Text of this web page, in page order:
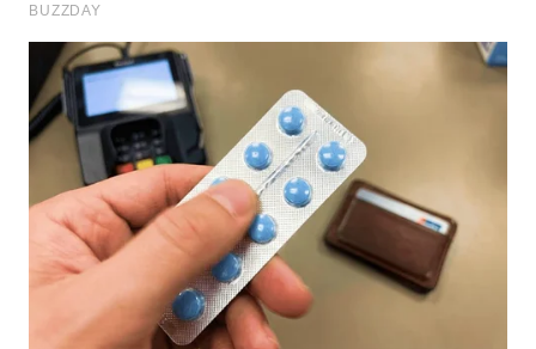
WN DELI
SERDANG
WN
TEBING
TINGGI
WN
PAKPAK
WN
KARAWANG